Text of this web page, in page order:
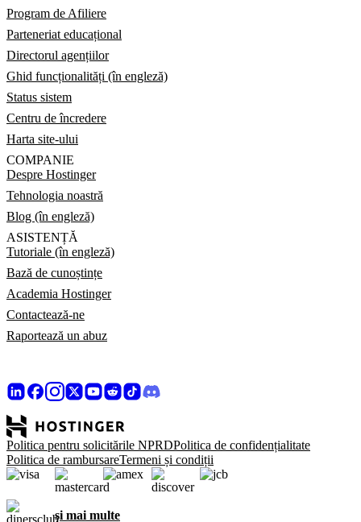
Program de Afiliere
Parteneriat educațional
Directorul agențiilor
Ghid funcționalități (în engleză)
Status sistem
Centru de încredere
Harta site-ului
COMPANIE
Despre Hostinger
Tehnologia noastră
Blog (în engleză)
ASISTENȚĂ
Tutoriale (în engleză)
Bază de cunoștințe
Academia Hostinger
Contactează-ne
Raportează un abuz
Politica pentru solicitările NPRDPolitica de confidențialitate
Politica de rambursareTermeni și condiții
și mai multe